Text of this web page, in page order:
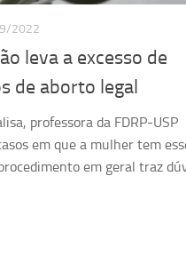
2022
leva a excesso de
de aborto legal
professora da FDRP-USP
em que a mulher tem
em geral traz